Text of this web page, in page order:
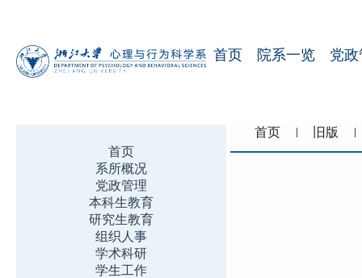
首页 院系一览 党
首页
系所概况
党政管理
本科生教育
研究生教育
组织人事
学术科研
学生工作
首页 旧版